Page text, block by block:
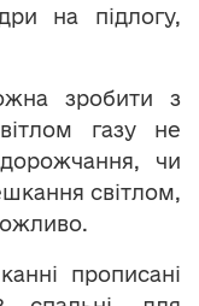
на підлогу,
зробити з
газу не
чи
світлом,
прописані